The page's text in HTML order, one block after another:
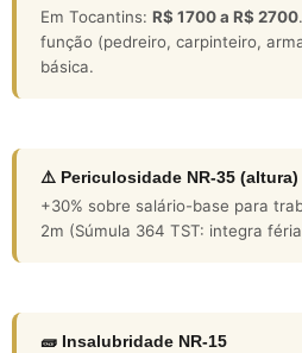
Em Tocantins: R$ 1700 a R$ 2700
função (pedreiro, carpinteiro,
básica.
⚠️ Periculosidade NR-35 (altura)
+30% sobre salário-base para
2m (Súmula 364 TST: integra
🧱 Insalubridade NR-15